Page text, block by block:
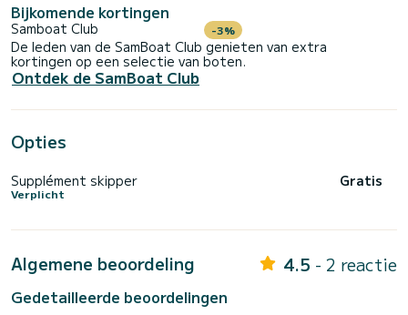
Bijkomende kortingen
Samboat Club -3%
De leden van de SamBoat Club genieten van extra
kortingen op een selectie van boten.
Ontdek de SamBoat Club
Opties
Supplément skipper
Verplicht
Gratis
Algemene beoordeling 4.5 - 2 reactie
Gedetailleerde beoordelingen